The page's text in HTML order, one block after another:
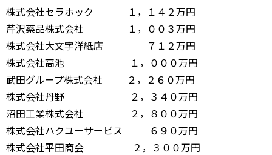
株式会社セラホック １，１４２万円
芹沢薬品株式会社 １，００３万円
株式会社大文字洋紙店 ７１２万円
株式会社高池 １，０００万円
武田グループ株式会社 ２，２６０万円
株式会社丹野 ２，３４０万円
沼田工業株式会社 ２，８００万円
株式会社ハクユーサービス ６９０万円
株式会社平田商会 ２，３００万円